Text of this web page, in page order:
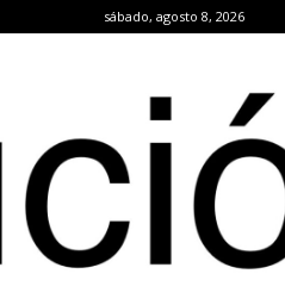
sábado, agosto 8, 2026